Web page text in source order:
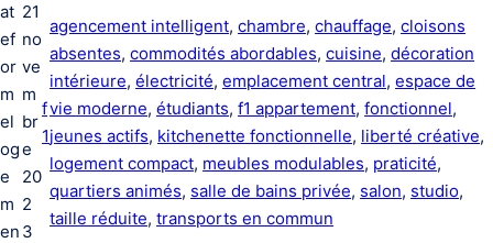
at
ef
or
m
el
og
e
m
en
21
no
ve
m
br
e
20
2
3
f
1
agencement intelligent, chambre, chauffage, cloisons
absentes, commodités abordables, cuisine, décoration
intérieure, électricité, emplacement central, espace de
vie moderne, étudiants, f1 appartement, fonctionnel
jeunes actifs, kitchenette fonctionnelle, liberté créative
logement compact, meubles modulables, praticité
quartiers animés, salle de bains privée, salon, studio
taille réduite, transports en commun